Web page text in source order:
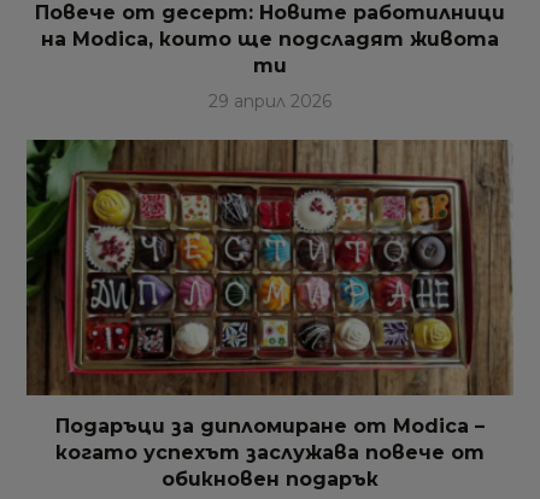
Повече от десерт: Новите работилници
на Modica, които ще подсладят живота
ти
29 април 2026
Подаръци за дипломиране от Modica –
когато успехът заслужава повече от
обикновен подарък